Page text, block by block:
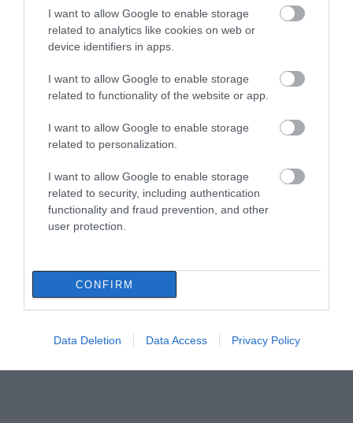
I want to allow Google to enable storage
related to analytics like cookies on web or
device identifiers in apps.
I want to allow Google to enable storage
related to functionality of the website or app.
I want to allow Google to enable storage
related to personalization.
I want to allow Google to enable storage
related to security, including authentication
functionality and fraud prevention, and other
user protection.
CONFIRM
Data Deletion Data Access Privacy Policy